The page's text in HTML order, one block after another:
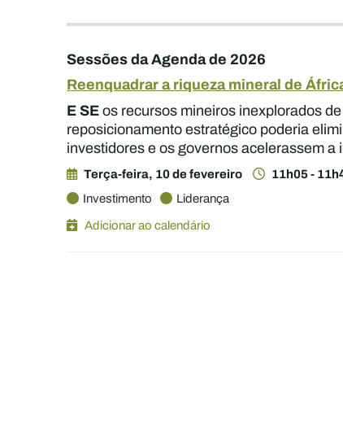
Sessões da Agenda de 2026
Reenquadrar a riqueza mineral de
E SEos recursos mineiros inexplorados
reposicionamento estratégico poderia
investidores e os governos acelerassem
Terça-feira, 10 de fevereiro 11h05 -
Investimento
Liderança
Adicionar ao calendário